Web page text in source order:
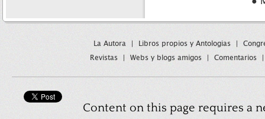
La Autora Libros propios y Antologias
Revistas
Webs y blogs amigos Comentarios
Content on this page requires a